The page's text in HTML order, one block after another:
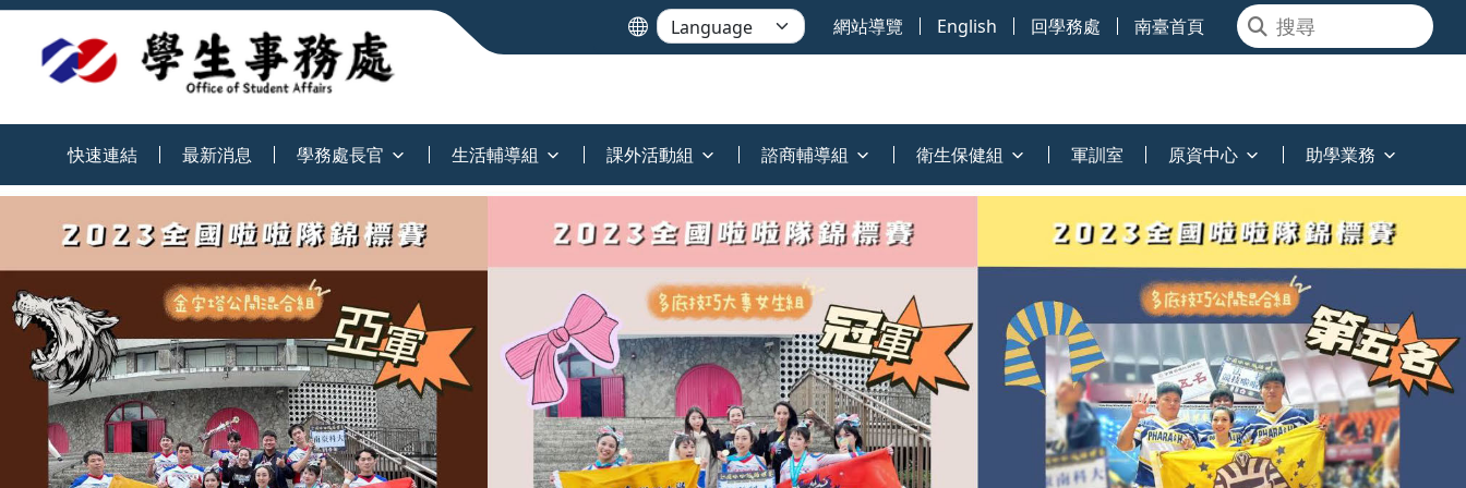
網站導覽 English 回學務處 南臺首頁
快速連結 最新消息 學務處長官 生活輔導組 課外活動組 諮商輔導組 衛生保健組 軍訓室 原資中心 助學業務